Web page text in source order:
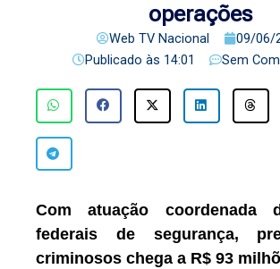
operações
Web TV Nacional
09/06/
Publicado às 14:01 Sem
Com atuação coordenada
federais de segurança,
criminosos chega a R$ 93